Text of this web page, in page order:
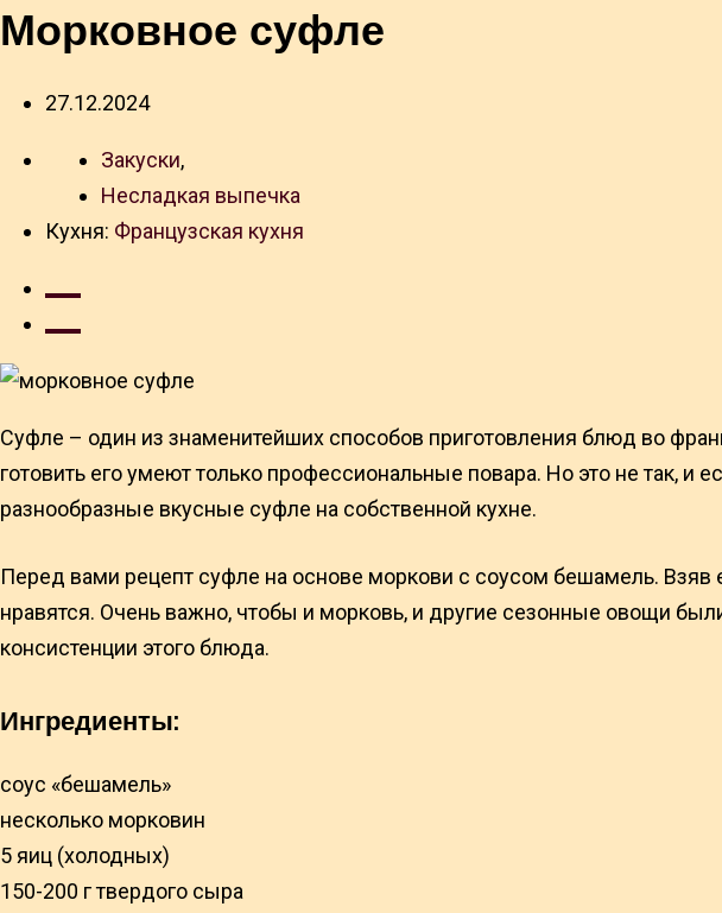
Морковное суфле
27.12.2024
Закуски,
Несладкая выпечка
Кухня: Французская кухня
Суфле – один из знаменитейших способов приготовления блюд во
готовить его умеют только профессиональные повара. Но это не так,
разнообразные вкусные суфле на собственной кухне.
Перед вами рецепт суфле на основе моркови с соусом бешамель.
нравятся. Очень важно, чтобы и морковь, и другие сезонные овощи
консистенции этого блюда.
Ингредиенты:
соус «бешамель»
несколько морковин
5 яиц (холодных)
150-200 г твердого сыра